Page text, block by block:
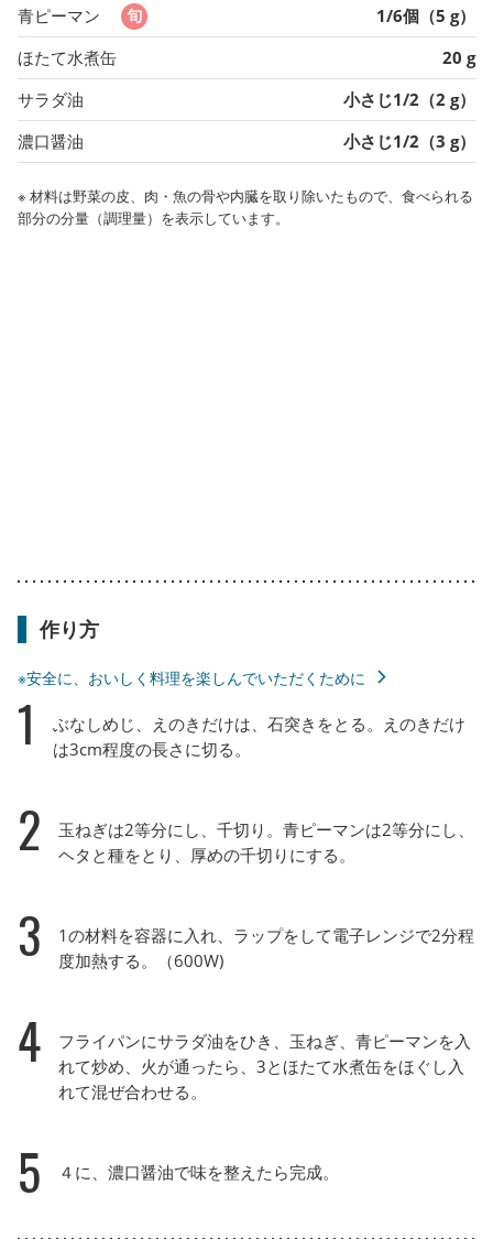
青ピーマン
1/6個（5 g）
ほたて水煮缶
20 g
サラダ油
小さじ1/2（2 g）
濃口醤油
小さじ1/2（3 g）
※ 材料は野菜の皮、肉・魚の骨や内臓を取り除いたもので、食べられる
部分の分量（調理量）を表示しています。
作り方
※安全に、おいしく料理を楽しんでいただくために
1
ぶなしめじ、えのきだけは、石突きをとる。えのきだけ
は3cm程度の長さに切る。
2
玉ねぎは2等分にし、千切り。青ピーマンは2等分にし、
ヘタと種をとり、厚めの千切りにする。
3
1の材料を容器に入れ、ラップをして電子レンジで2分程
度加熱する。（600W)
4
フライパンにサラダ油をひき、玉ねぎ、青ピーマンを入
れて炒め、火が通ったら、3とほたて水煮缶をほぐし入
れて混ぜ合わせる。
5 ４に、濃口醤油で味を整えたら完成。